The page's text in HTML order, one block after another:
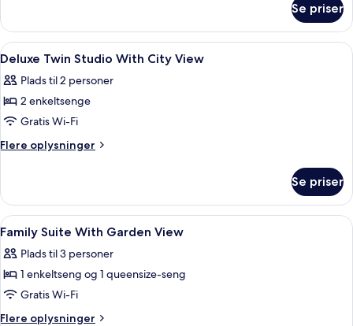
City
View
Double
Room
With
View
Se priser
Indlæs
alle
billeder
af
Deluxe
Twin
City
View
9
Deluxe Twin Studio With City View
Plads til 2 personer
2 enkeltsenge
Gratis Wi-Fi
Flere oplysninger
Flere
Twin
Studio
With
View
Se priser
Indlæs
alle
billeder
af
Family
Suite
Et hotelværelse med seng, sofa,
8
Family Suite With Garden View
Plads til 3 personer
1 enkeltseng og 1 queensize-seng
Gratis Wi-Fi
Flere oplysninger
Flere